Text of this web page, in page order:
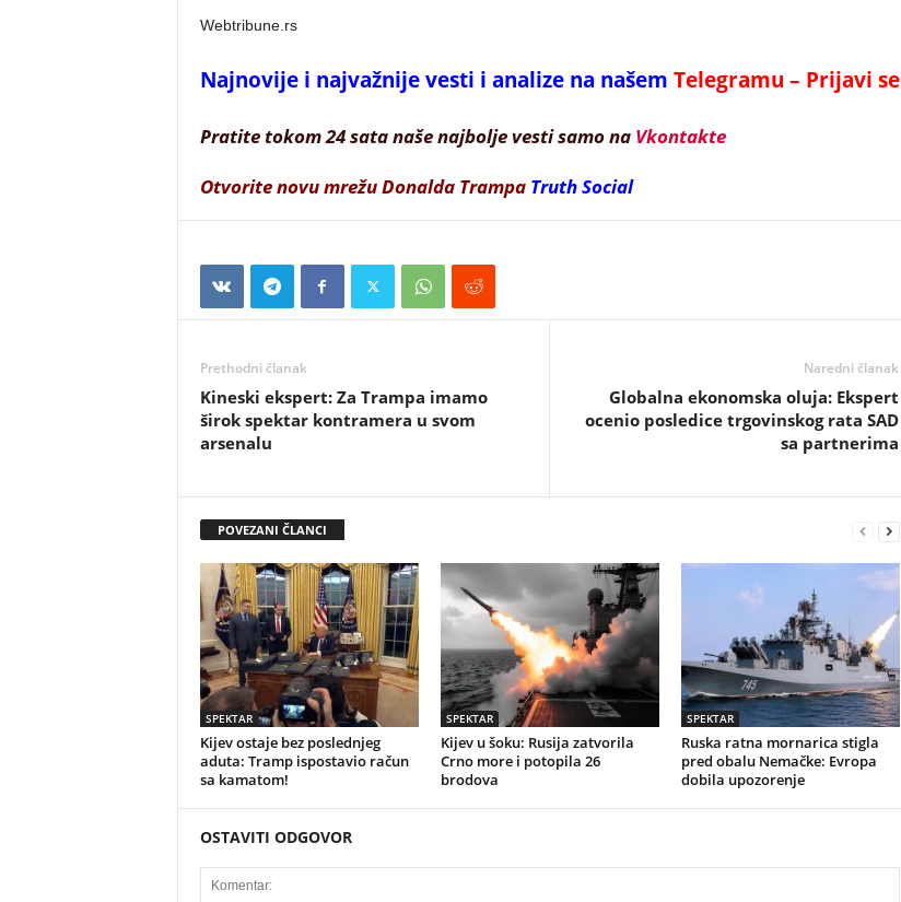
Webtribune.rs
Najnovije i najvažnije vesti i analize na našem Telegramu – Prijavi se
Pratite tokom 24 sata naše najbolje vesti samo na Vkontakte
Otvorite novu mrežu Donalda Trampa Truth Social
Prethodni članak
Kineski ekspert: Za Trampa imamo
širok spektar kontramera u svom
arsenalu
Naredni članak
Globalna ekonomska oluja: Ekspert
ocenio posledice trgovinskog rata SAD
sa partnerima
POVEZANI ČLANCI
SPEKTAR
Kijev ostaje bez poslednjeg
aduta: Tramp ispostavio račun
sa kamatom!
SPEKTAR
Kijev u šoku: Rusija zatvorila
Crno more i potopila 26
brodova
SPEKTAR
Ruska ratna mornarica stigla
pred obalu Nemačke: Evropa
dobila upozorenje
OSTAVITI ODGOVOR